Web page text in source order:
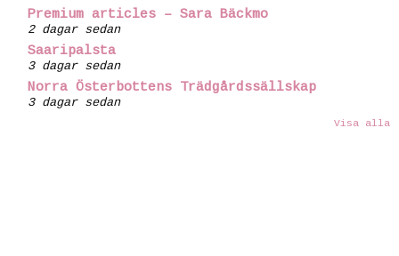
Premium articles – Sara Bäckmo
2 dagar sedan
Saaripalsta
3 dagar sedan
Norra Österbottens Trädgårdssällskap
3 dagar sedan
Visa alla